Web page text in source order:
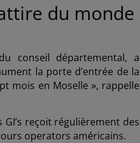
du monde
conseil départemental, a
la porte d’entrée de la
mois en Moselle », rappelle
reçoit régulièrement des
operators américains.